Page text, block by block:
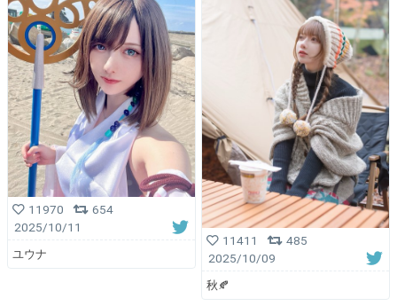
11970
654
2025/10/11
ユウナ
11411
485
2025/10/09
秋🍂